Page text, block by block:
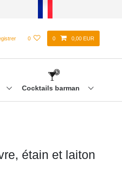
0 0 0,00 EUR
Cocktails barman
étain et laiton